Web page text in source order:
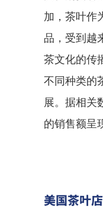
加，茶叶作
品，受到越
茶文化的传
不同种类的
展。据相关
的销售额呈
美国茶叶